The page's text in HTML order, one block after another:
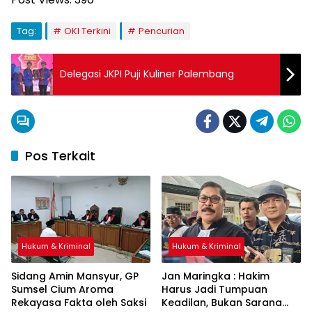
Tag: OKI Terkini Pencurian
Delegasi JKPI Puji Kuliner Palembang
Pos Terkait
Hukum & Kriminal
Sidang Amin Mansyur, GP
Sumsel Cium Aroma
Rekayasa Fakta oleh Saksi
Hukum & Kriminal
Jan Maringka : Hakim
Harus Jadi Tumpuan
Keadilan, Bukan Sarana